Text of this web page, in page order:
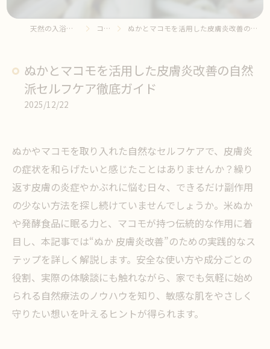
天然の入浴剤ならLB企画 コラム ぬかとマコモを活用した皮膚炎改善の自然派セルフケア徹底ガイド
ぬかとマコモを活用した皮膚炎改善の自然
派セルフケア徹底ガイド
2025/12/22
ぬかやマコモを取り入れた自然なセルフケアで、皮膚炎
の症状を和らげたいと感じたことはありませんか？繰り
返す皮膚の炎症やかぶれに悩む日々、できるだけ副作用
の少ない方法を探し続けていませんでしょうか。米ぬか
や発酵食品に眠る力と、マコモが持つ伝統的な作用に着
目し、本記事では“ぬか 皮膚炎改善”のための実践的なス
テップを詳しく解説します。安全な使い方や成分ごとの
役割、実際の体験談にも触れながら、家でも気軽に始め
られる自然療法のノウハウを知り、敏感な肌をやさしく
守りたい想いを叶えるヒントが得られます。